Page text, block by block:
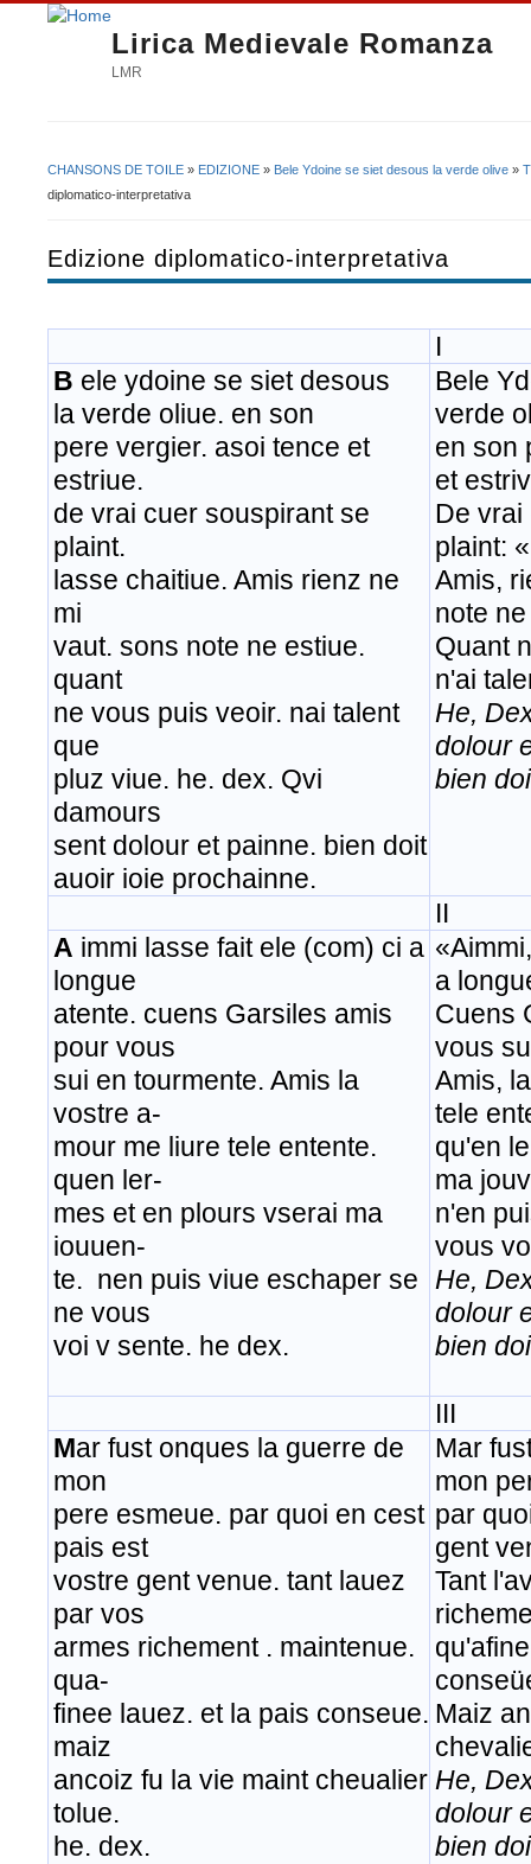
Lirica Medievale Romanza
LMR
Tu sei qui
CHANSONS DE TOILE » EDIZIONE » Bele Ydoine se siet desous la verde olive »
diplomatico-interpretativa
Edizione diplomatico-interpretativa
I
B ele ydoine se siet desous
la verde oliue. en son
pere vergier. asoi tence et
estriue.
de vrai cuer souspirant se
plaint.
lasse chaitiue. Amis rienz ne
mi
vaut. sons note ne estiue.
quant
ne vous puis veoir. nai talent
que
pluz viue. he. dex. Qvi
damours
sent dolour et painne. bien doit
auoir ioie prochainne.
Bele
verde
en son
et
De vrai
plaint:
Amis,
note
Quant
n'ai
He,
dolour
bien
II
A immi lasse fait ele (com) ci a
longue
atente. cuens Garsiles amis
pour vous
sui en tourmente. Amis la
vostre a-
mour me liure tele entente.
quen ler-
mes et en plours vserai ma
iouuen-
te. nen puis viue eschaper se
ne vous
voi v sente. he dex.
a
Cuens
vous
Amis,
tele
qu'en
ma
n'en
vous
He,
dolour
bien
III
Mar fust onques la guerre de
mon
pere esmeue. par quoi en cest
pais est
vostre gent venue. tant lauez
par vos
armes richement . maintenue.
qua-
finee lauez. et la pais conseue.
maiz
ancoiz fu la vie maint cheualier
tolue.
he. dex.
Mar
mon
par
gent
Tant
Maiz
He,
dolour
bien